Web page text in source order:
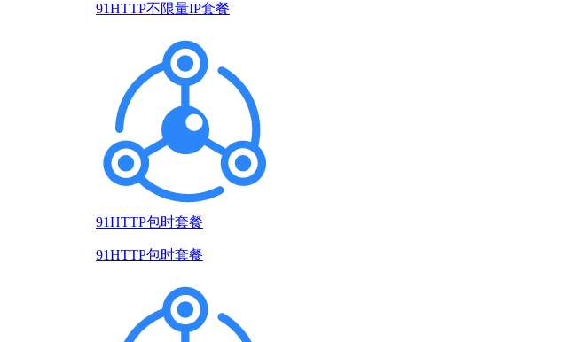
91HTTP不限量IP套餐
91HTTP包时套餐
91HTTP包时套餐